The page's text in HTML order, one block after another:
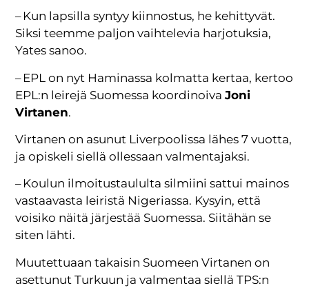
– Kun lapsilla syntyy kiinnostus, he kehittyvät.
Siksi teemme paljon vaihtelevia harjotuksia,
Yates sanoo.
– EPL on nyt Haminassa kolmatta kertaa, kertoo
EPL:n leirejä Suomessa koordinoivaJoni
Virtanen.
Virtanen on asunut Liverpoolissa lähes 7 vuotta,
ja opiskeli siellä ollessaan valmentajaksi.
– Koulun ilmoitustaululta silmiini sattui mainos
vastaavasta leiristä Nigeriassa. Kysyin, että
voisiko näitä järjestää Suomessa. Siitähän se
siten lähti.
Muutettuaan takaisin Suomeen Virtanen on
asettunut Turkuun ja valmentaa siellä TPS:n